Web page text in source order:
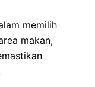
memilih
makan,